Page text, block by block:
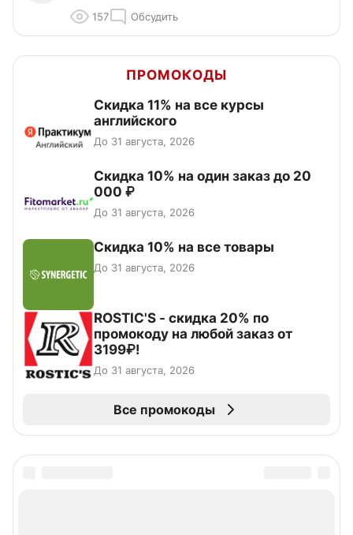
157 Обсудить
ПРОМОКОДЫ
Скидка 11% на все курсы
английского
До 31 августа, 2026
Скидка 10% на один заказ до 20
000 ₽
До 31 августа, 2026
Скидка 10% на все товары
До 31 августа, 2026
ROSTIC'S - скидка 20% по
промокоду на любой заказ от
3199₽!
До 31 августа, 2026
Все промокоды